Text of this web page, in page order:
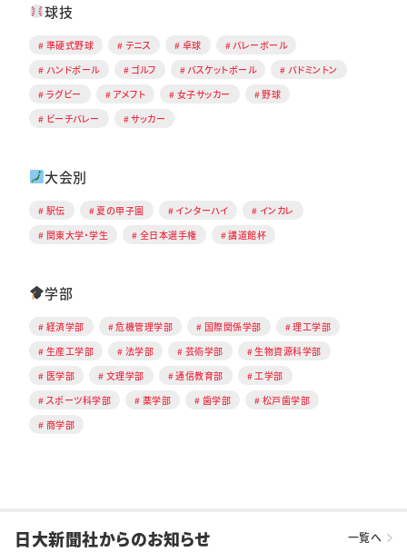
球技
準硬式野球 テニス 卓球
バレーボール
ハンドボール
ゴルフ バスケットボール
バドミントン
ラグビー
アメフト 女子サッカー
野球
ビーチバレー
サッカー
大会別
駅伝 夏の甲子園 インターハイ
インカレ
関東大学・学生
全日本選手権 講道館杯
学部
経済学部 危機管理学部 国際関係学部
理工学部
生産工学部
法学部 芸術学部
生物資源科学部
医学部
文理学部 通信教育部
工学部
スポーツ科学部
薬学部 歯学部
松戸歯学部
商学部
日大新聞社からのお知らせ 一覧へ